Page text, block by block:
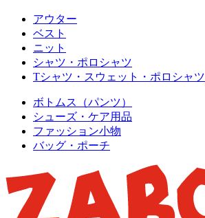
アウター
ベスト
ニット
シャツ・ポロシャツ
Tシャツ・スウェット・ポロシャツ
ボトムス（パンツ）
シューズ・ケア用品
ファッション小物
バッグ・ポーチ